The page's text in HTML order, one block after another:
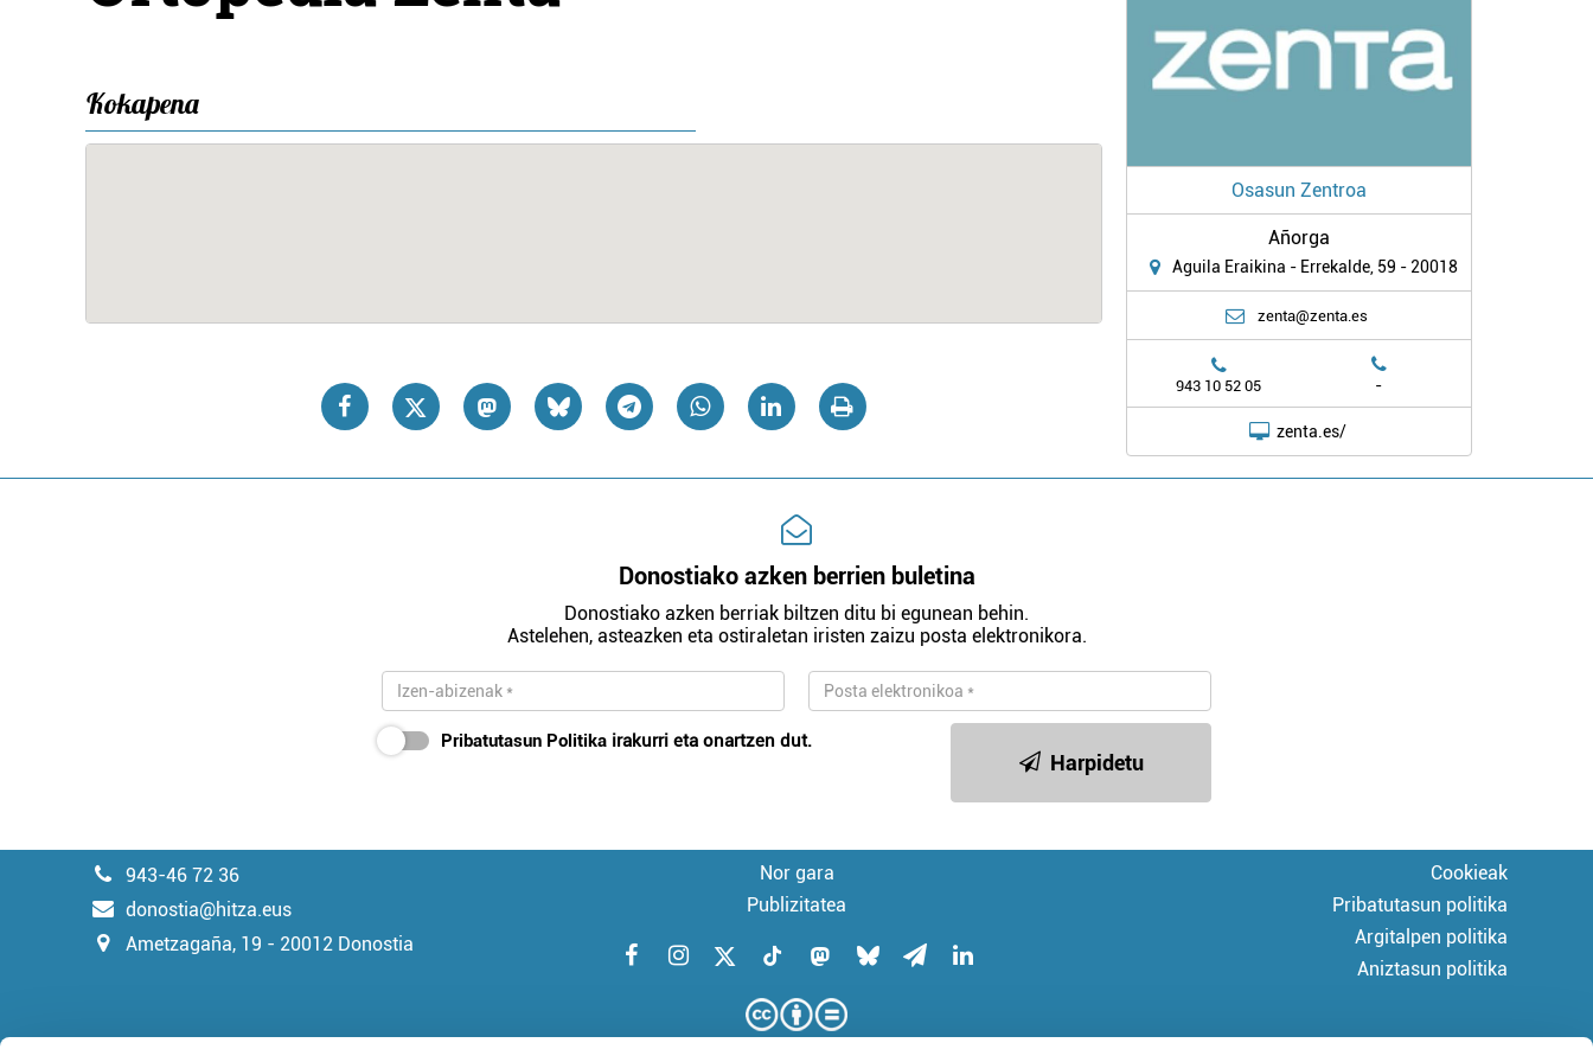
Kokapena
Osasun Zentroa
Añorga
Aguila Eraikina - Errekalde, 59 - 20018
zenta@zenta.es
943 10 52 05 -
zenta.es/
Donostiako azken berrien buletina
Donostiako azken berriak biltzen ditu bi egunean behin.
Astelehen, asteazken eta ostiraletan iristen zaizu posta elektronikora.
Pribatutasun Politika irakurri eta onartzen dut.
Harpidetu
943-46 72 36
donostia@hitza.eus
Ametzagaña, 19 - 20012 Donostia
Nor gara
Publizitatea
Cookieak
Pribatutasun politika
Argitalpen politika
Aniztasun politika